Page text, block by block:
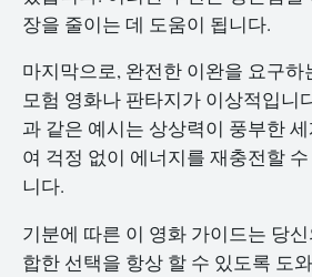
장을 줄이는 데 도움이 됩니다.
마지막으로, 완전한 이완을 요구
모험 영화나 판타지가 이상적입니
과 같은 예시는 상상력이 풍부한
여 걱정 없이 에너지를 재충전할
니다.
기분에 따른 이 영화 가이드는 당
합한 선택을 항상 할 수 있도록 도